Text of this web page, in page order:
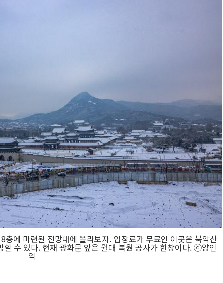
에 마련된 전망대에 올라보자. 입장료가 무료인 이곳은 북악산
수 있다. 현재 광화문 앞은 월대 복원 공사가 한창이다. ⓒ양인
억